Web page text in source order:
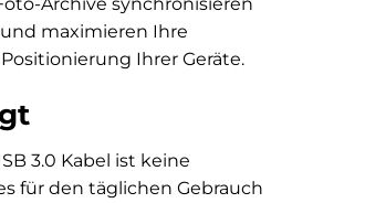
maximieren Ihre
Ihrer Geräte.
3.0 Kabel ist keine
für den täglichen Gebrauch